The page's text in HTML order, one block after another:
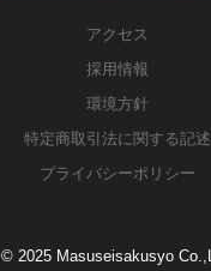
アクセス
採用情報
環境方針
特定商取引法に関する記述
プライバシーポリシー
© 2025 Masuseisakusyo